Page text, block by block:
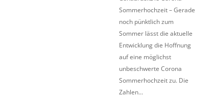
Sommerhochzeit – Gerade
noch pünktlich zum
Sommer lässt die aktuelle
Entwicklung die Hoffnung
auf eine möglichst
unbeschwerte Corona
Sommerhochzeit zu. Die
Zahlen...